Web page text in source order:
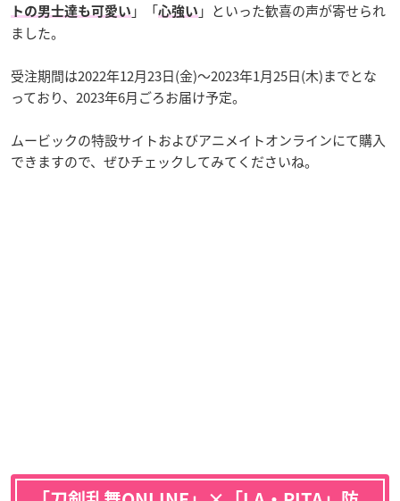
トの男士達も可愛い 」「心強い 」といった歓喜の声が寄せられ
ました。
受注期間は2022年12月23日(金)〜2023年1月25日(木)までとな
っており、2023年6月ごろお届け予定。
ムービックの特設サイトおよびアニメイトオンラインにて購入
できますので、ぜひチェックしてみてくださいね。